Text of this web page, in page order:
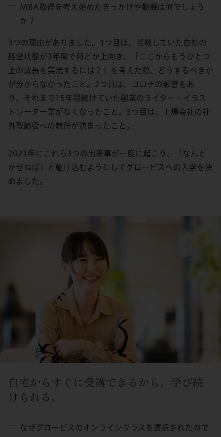
MBA取得を考え始めたきっかけや動機は何でしょう
か？
3つの理由 がありました。1 つ目 は、 苦戦していた自社の
経営状態が3年 間 で何とか上向 き 「ここから もうひとつ
上の成長を実現するには？
を考えた際、どうするべきか
が分から な かった こと。2 つ目 は、コロナの影響 もあ
り、
それまで15年間 続けていた副業のライター・イラス
トレーター業がなくなったこと 。3 つ目は、上場会社の社
外取締役への就任が決まった こと。
2021 年に これら3 つの出来事が一度に起こり、
「なんと
かせねば」と 駆け込むようにして グロービス への 入学を決
めました。
自宅からすぐに受講できるから、学び続
けられる。
なぜグロービスのオンラインクラスを選択されたので